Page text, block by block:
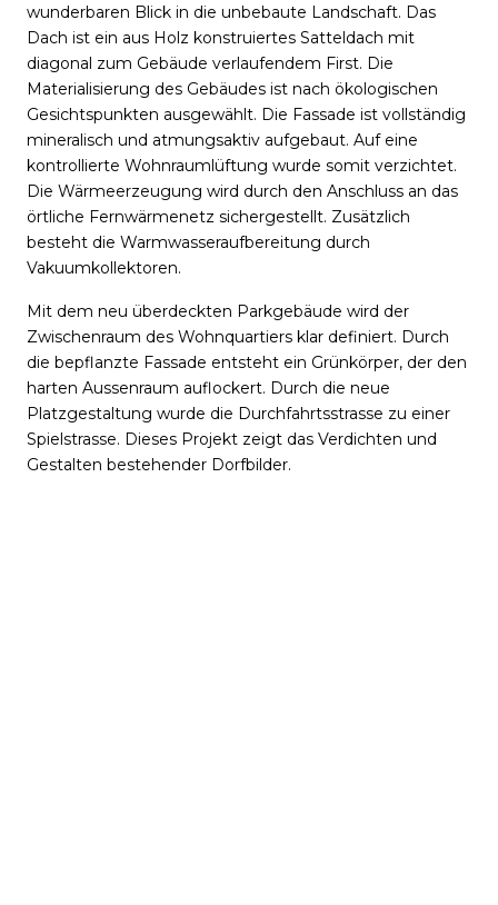
wunderbaren Blick in die unbebaute Landschaft. Das
Dach ist ein aus Holz konstruiertes Satteldach mit
diagonal zum Gebäude verlaufendem First. Die
Materialisierung des Gebäudes ist nach ökologischen
Gesichtspunkten ausgewählt. Die Fassade ist vollständig
mineralisch und atmungsaktiv aufgebaut. Auf eine
kontrollierte Wohnraumlüftung wurde somit verzichtet.
Die Wärmeerzeugung wird durch den Anschluss an das
örtliche Fernwärmenetz sichergestellt. Zusätzlich
besteht die Warmwasseraufbereitung durch
Vakuumkollektoren.
Mit dem neu überdeckten Parkgebäude wird der
Zwischenraum des Wohnquartiers klar definiert. Durch
die bepflanzte Fassade entsteht ein Grünkörper, der den
harten Aussenraum auflockert. Durch die neue
Platzgestaltung wurde die Durchfahrtsstrasse zu einer
Spielstrasse. Dieses Projekt zeigt das Verdichten und
Gestalten bestehender Dorfbilder.